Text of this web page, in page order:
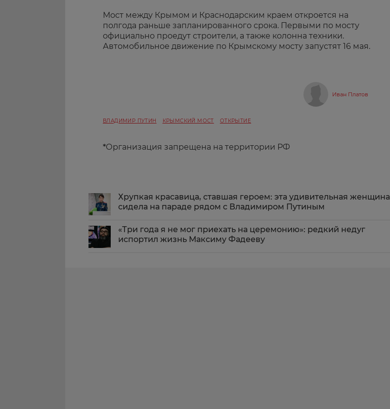
Мост между Крымом и Краснодарским краем откроется на
полгода раньше запланированного срока. Первыми по мосту
официально проедут строители, а также колонна техники.
Автомобильное движение по Крымскому мосту запустят 16 мая.
Иван Платов
ВЛАДИМИР ПУТИН КРЫМСКИЙ МОСТ ОТКРЫТИЕ
*Организация запрещена на территории РФ
Хрупкая красавица, ставшая героем: эта удивительная женщина
сидела на параде рядом с Владимиром Путиным
«Три года я не мог приехать на церемонию»: редкий недуг
испортил жизнь Максиму Фадееву